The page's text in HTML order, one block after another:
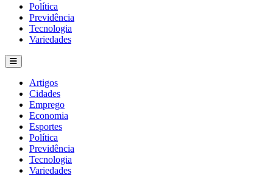
Política
Previdência
Tecnologia
Variedades
Artigos
Cidades
Emprego
Economia
Esportes
Política
Previdência
Tecnologia
Variedades